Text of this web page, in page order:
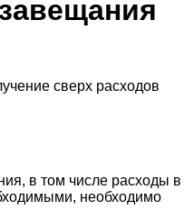
сверх расходов
в том числе расходы в
необходимо